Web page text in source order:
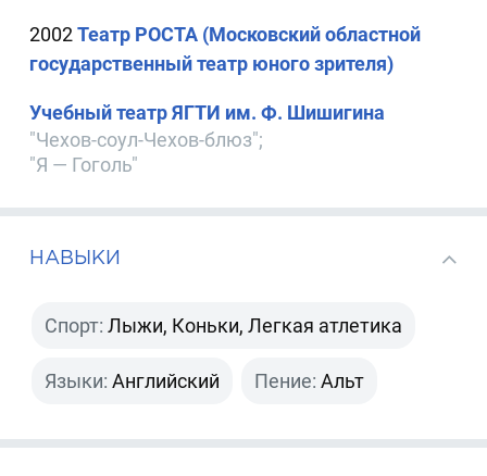
2002Театр РОСТА (Московский областной
государственный театр юного зрителя)
Учебный театр ЯГТИ им. Ф. Шишигина
"Чехов-соул-Чехов-блюз";
"Я — Гоголь"
НАВЫКИ
Спорт: Лыжи, Коньки, Легкая атлетика
Языки: Английский Пение: Альт